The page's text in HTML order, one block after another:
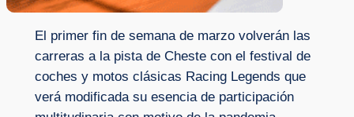
El primer fin de semana de marzo volverán las
carreras a la pista de Cheste con el festival de
coches y motos clásicas Racing Legends que
verá modificada su esencia de participación